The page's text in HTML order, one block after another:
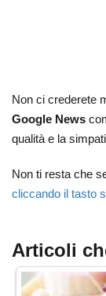
Non ci crederete
Google News
qualità e la
Non ti resta che
cliccando il tasto
Articoli